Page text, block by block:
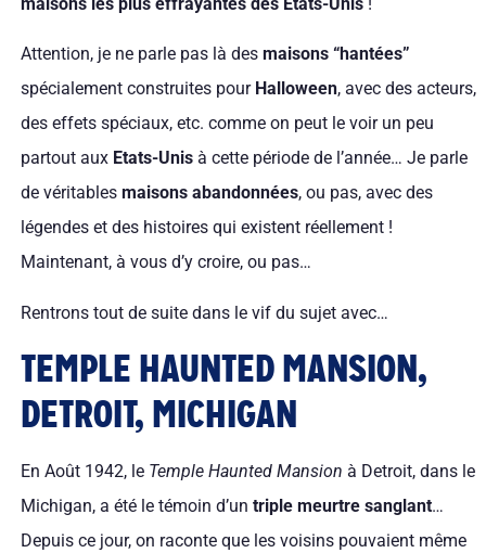
Attention, je ne parle pas là des maisons “hantées”
spécialement construites pour Halloween, avec des acteurs,
des effets spéciaux, etc. comme on peut le voir un peu
partout aux Etats-Unisà cette période de l’année… Je parle
de véritables maisons abandonnées, ou pas, avec des
légendes et des histoires qui existent réellement !
Maintenant, à vous d’y croire, ou pas…
Rentrons tout de suite dans le vif du sujet avec…
TEMPLE HAUNTED MANSION,
DETROIT, MICHIGAN
En Août 1942, le Temple Haunted Mansion à Detroit, dans le
Michigan, a été le témoin d’un triple meurtre sanglant…
Depuis ce jour, on raconte que les voisins pouvaient même